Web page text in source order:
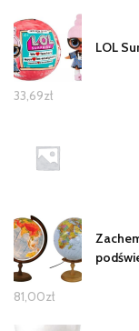
LOL
33,69zł
81,00zł